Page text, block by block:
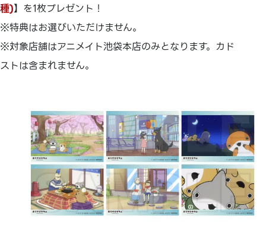
種)】を1枚プレゼント！
※特典はお選びいただけません。
※対象店舗はアニメイト池袋本店のみとなります。カド
ストは含まれません。